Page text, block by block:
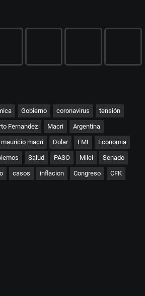
Gobierno coronavirus tensión
Fernandez Macri Argentina
mauricio macri Dolar FMI Economia
Salud PASO Milei Senado
casos inflacion Congreso CFK